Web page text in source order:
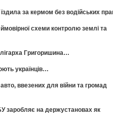
за кермом без водійських
схеми контролю землі та
Григоришина…
українців…
ввезених для війни та громад
заробляє на держустановах як